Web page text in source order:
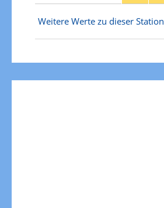
Weitere Werte zu dieser Station